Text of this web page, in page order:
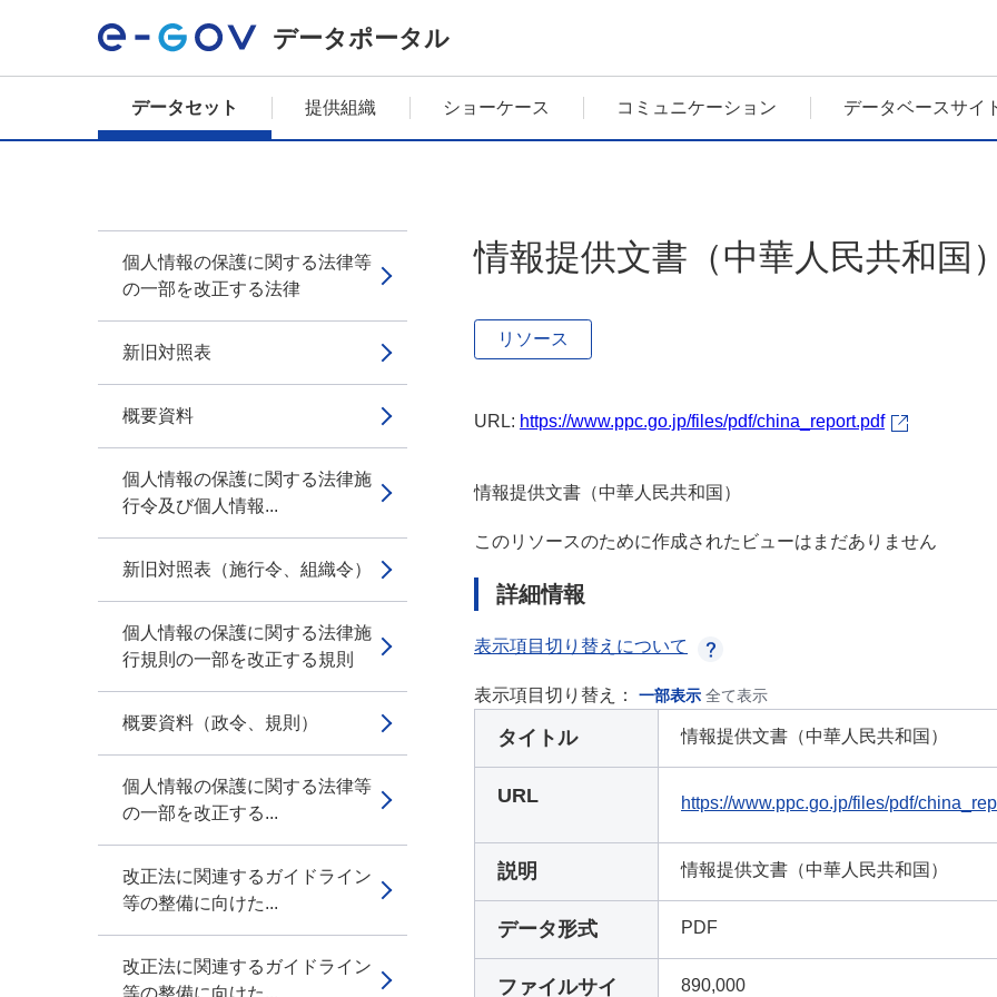
データポータル
データセット 提供組織 ショーケース コミュニケーション データベースサイ
個人情報の保護に関する法律等
の一部を改正する法律
新旧対照表
概要資料
個人情報の保護に関する法律施
行令及び個人情報...
新旧対照表（施行令、組織令）
個人情報の保護に関する法律施
行規則の一部を改正する規則
概要資料（政令、規則）
個人情報の保護に関する法律等
の一部を改正する...
改正法に関連するガイドライン
等の整備に向けた...
改正法に関連するガイドライン
等の整備に向けた...
情報提供文書（中華人民共和国）
リソース
URL: https://www.ppc.go.jp/files/pdf/china_report.pdf
情報提供文書（中華人民共和国）
このリソースのために作成されたビューはまだありません
詳細情報
表示項目切り替えについて
表示項目切り替え： 一部表示 全て表示
タイトル 情報提供文書（中華人民共和国）
URL https://www.ppc.go.jp/files/pdf/
説明 情報提供文書（中華人民共和国）
データ形式 PDF
ファイルサイ
890,000